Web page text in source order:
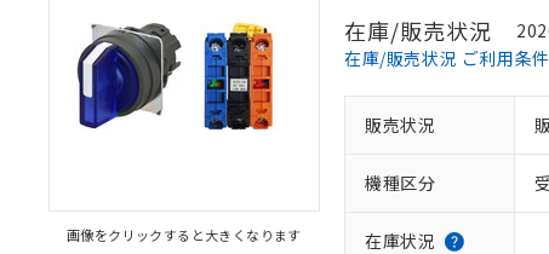
画像をクリックすると大きくなります
在庫/販売状況
在庫/販売状況 ご利用条件
販売状況
機種区分
在庫状況